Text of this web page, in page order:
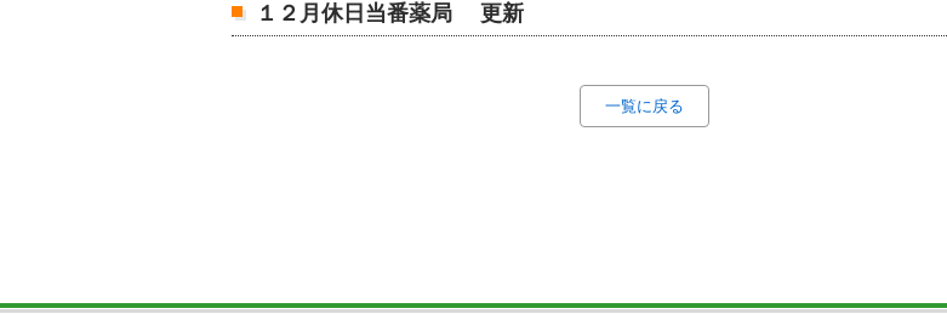
１２月休日当番薬局 更新
一覧に戻る